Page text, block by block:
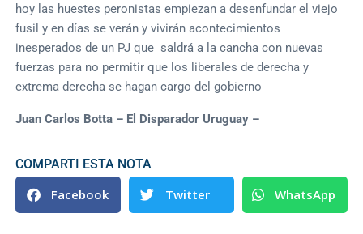
hoy las huestes peronistas empiezan a desenfundar el viejo
fusil y en días se verán y vivirán acontecimientos
inesperados de un PJ que saldrá a la cancha con nuevas
fuerzas para no permitir que los liberales de derecha y
extrema derecha se hagan cargo del gobierno
Juan Carlos Botta – El Disparador Uruguay –
COMPARTI ESTA NOTA
Facebook Twitter WhatsApp